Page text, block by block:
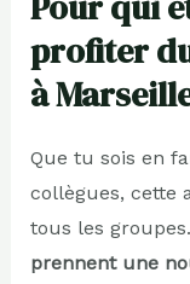
profiter
à
Que tu sois en
collègues, cette
tous les groupes.
prennent une